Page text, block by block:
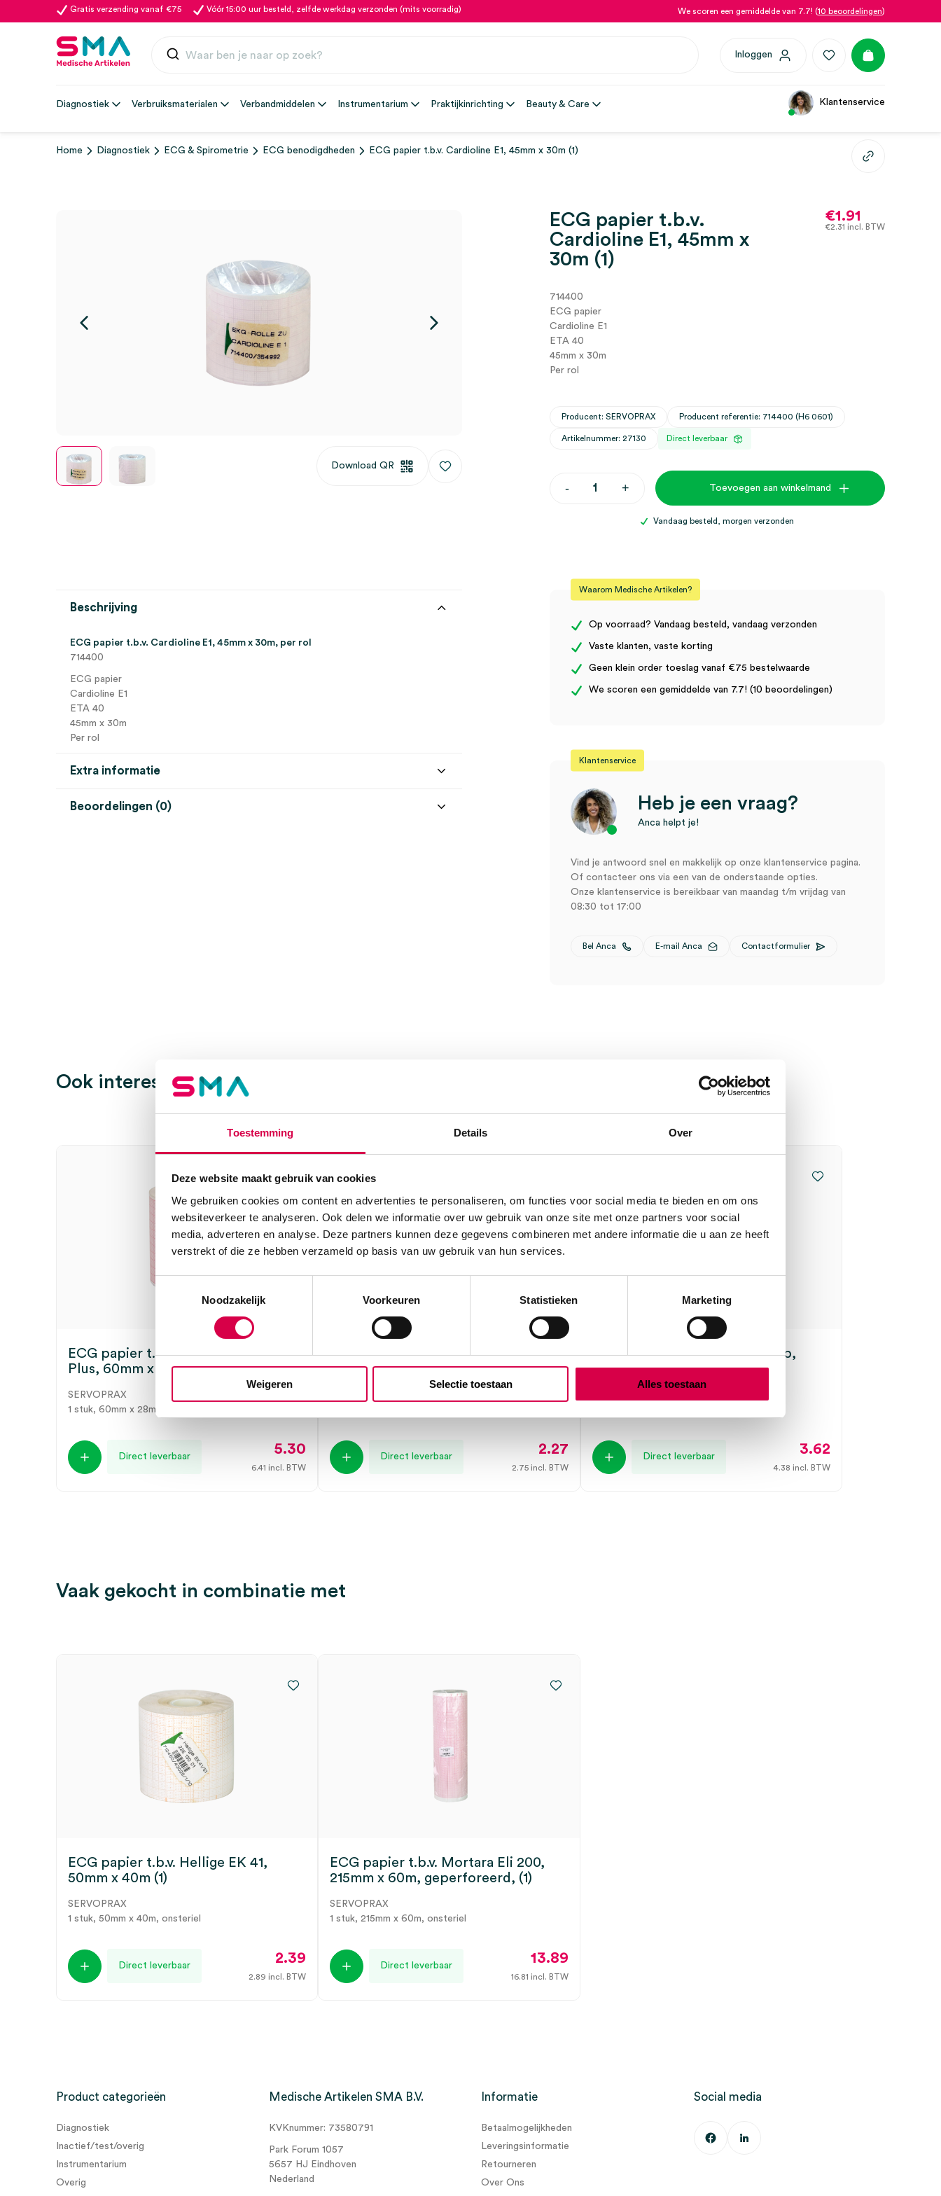
Toestemming Details Over
Deze website maakt gebruik van cookies
We gebruiken cookies om content en advertenties te personaliseren, om functies voor social media te bieden en om ons
websiteverkeer te analyseren. Ook delen we informatie over uw gebruik van onze site met onze partners voor social
media, adverteren en analyse. Deze partners kunnen deze gegevens combineren met andere informatie die u aan ze heeft
verstrekt of die ze hebben verzameld op basis van uw gebruik van hun services.
Toestemmingsselectie
Noodzakelijk
Voorkeuren Statistieken Marketing
Weigeren Selectie toestaan Alles toestaan
Gratis verzending vanaf €75 Vóór 15:00 uur besteld, zelfde werkdag verzonden (mits voorradig) We scoren een gemiddelde van 7.7! (10 beoordelingen)
Inloggen
Diagnostiek Verbruiksmaterialen Verbandmiddelen Instrumentarium Praktijkinrichting Beauty & Care Klantenservice
Home Diagnostiek ECG & Spirometrie ECG benodigdheden ECG papier t.b.v. Cardioline E1, 45mm x 30m (1)
Download QR
ECG papier t.b.v.
Cardioline E1, 45mm x
30m (1)
€1.91
€2.31 incl. BTW
714400
ECG papier
Cardioline E1
ETA 40
45mm x 30m
Per rol
Producent: SERVOPRAX Producent referentie: 714400 (H6 0601)
Artikelnummer: 27130 Direct leverbaar
-
(1)
aantal
+ Toevoegen aan winkelmand
Vandaag besteld, morgen verzonden
Beschrijving
ECG papier t.b.v. Cardioline E1, 45mm x 30m, per rol
714400
ECG papier
Cardioline E1
ETA 40
45mm x 30m
Per rol
Extra informatie
Beoordelingen (0)
Waarom Medische Artikelen?
Op voorraad? Vandaag besteld, vandaag verzonden
Vaste klanten, vaste korting
Geen klein order toeslag vanaf €75 bestelwaarde
We scoren een gemiddelde van 7.7! (10 beoordelingen)
Klantenservice
Heb je een vraag?
Anca helpt je!
Vind je antwoord snel en makkelijk op onze klantenservice pagina.
Of contacteer ons via een van de onderstaande opties.
Onze klantenservice is bereikbaar van maandag t/m vrijdag van
08:30 tot 17:00
Bel Anca E-mail Anca Contactformulier
Ook interessant
ECG papier t.b.v. Cardioline Delta 1
Plus, 60mm x 28m (1)
SERVOPRAX
1 stuk, 60mm x 28m, onsteriel
Direct leverbaar 5.30
6.41 incl. BTW
ECG papier t.b.v. Cardiostat 1, 50mm
x 30m (1)
Direct leverbaar 2.27
2.75incl. BTW
Printrol voor Epson + Microlab,
T40/TrP, 112mm x 10m (1)
Direct leverbaar 3.62
4.38 incl. BTW
Vaak gekocht in combinatie met
ECG papier t.b.v. Hellige EK 41,
50mm x 40m (1)
SERVOPRAX
1 stuk, 50mm x 40m, onsteriel
Direct leverbaar 2.39
2.89 incl. BTW
ECG papier t.b.v. Mortara Eli 200,
215mm x 60m, geperforeerd, (1)
SERVOPRAX
1 stuk, 215mm x 60m, onsteriel
Direct leverbaar 13.89
16.81 incl. BTW
Product categorieën
Diagnostiek
Inactief/test/overig
Instrumentarium
Overig
Medische Artikelen SMA B.V.
KVKnummer: 73580791
Park Forum 1057
5657 HJ Eindhoven
Nederland
Informatie
Betaalmogelijkheden
Leveringsinformatie
Retourneren
Over Ons
Social media